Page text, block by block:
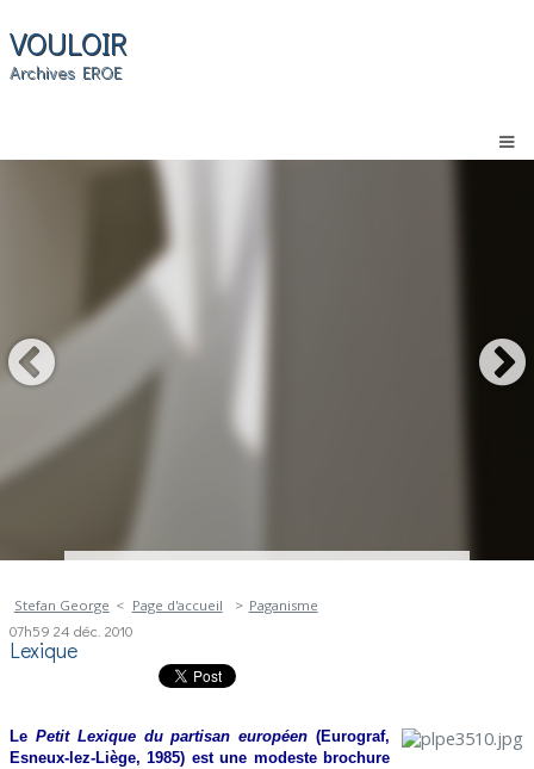
VOULOIR
Archives EROE
Stefan George Page d'accueil Paganisme
07h59 24 déc. 2010
Lexique
Le Petit Lexique du partisan européen (Eurograf,
Esneux-lez-Liège, 1985) est une modeste brochure